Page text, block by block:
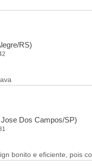
RS)
Jose Dos Campos/SP)
bonito e eficiente, pois